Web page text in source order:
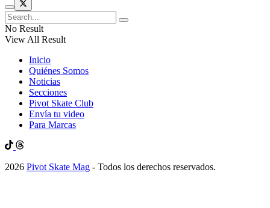
No Result
View All Result
Inicio
Quiénes Somos
Noticias
Secciones
Pivot Skate Club
Envía tu video
Para Marcas
2026 Pivot Skate Mag - Todos los derechos reservados.